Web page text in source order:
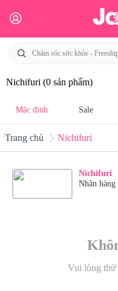
Nichifuri (0 sản phẩm)
Mặc định Sale
Trang chủ Nichifuri
Nichifuri
Nhãn
Vui lòng thử